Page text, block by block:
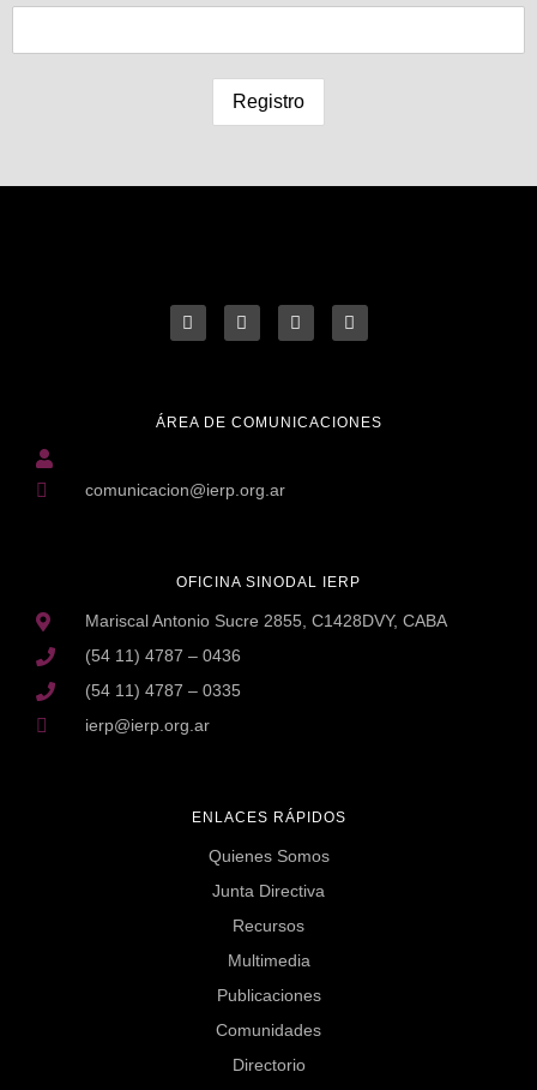
ENLACES RÁPIDOS
Quienes Somos
Junta Directiva
Recursos
Multimedia
Publicaciones
Comunidades
Directorio
OFICINA SINODAL IERP
Mariscal Antonio Sucre 2855, C1428DVY, CABA
(54 11) 4787 – 0436
(54 11) 4787 – 0335
ierp@ierp.org.ar
ÁREA DE COMUNICACIONES
comunicacion@ierp.org.ar